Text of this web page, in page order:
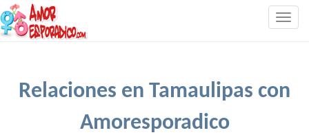
Relaciones en Tamaulipas con
Amoresporadico